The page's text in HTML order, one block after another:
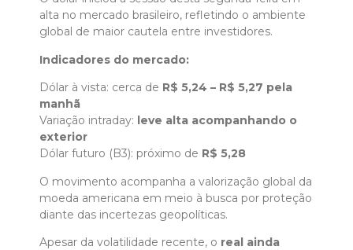
alta no mercado brasileiro, refletindo o ambiente
global de maior cautela entre investidores.
Indicadores do mercado:
Dólar à vista: cerca de R$ 5,24 – R$ 5,27 pela
manhã
Variação intraday: leve alta acompanhando o
exterior
Dólar futuro (B3): próximo de R$ 5,28
O movimento acompanha a valorização global da
moeda americana em meio à busca por proteção
diante das incertezas geopolíticas.
Apesar da volatilidade recente, o real ainda